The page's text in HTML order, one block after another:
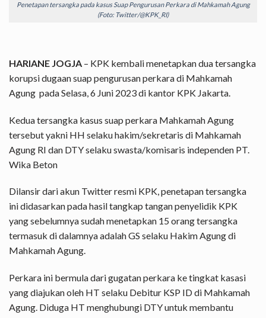
Penetapan tersangka pada kasus Suap Pengurusan Perkara di Mahkamah Agung
(Foto: Twitter/@KPK_RI)
HARIANE JOGJA – KPK kembali menetapkan dua tersangka
korupsi dugaan suap pengurusan perkara di Mahkamah
Agung pada Selasa, 6 Juni 2023 di kantor KPK Jakarta.
Kedua tersangka kasus suap perkara Mahkamah Agung
tersebut yakni HH selaku hakim/sekretaris di Mahkamah
Agung RI dan DTY selaku swasta/komisaris independen PT.
Wika Beton
Dilansir dari akun Twitter resmi KPK, penetapan tersangka
ini didasarkan pada hasil tangkap tangan penyelidik KPK
yang sebelumnya sudah menetapkan 15 orang tersangka
termasuk di dalamnya adalah GS selaku Hakim Agung di
Mahkamah Agung.
Perkara ini bermula dari gugatan perkara ke tingkat kasasi
yang diajukan oleh HT selaku Debitur KSP ID di Mahkamah
Agung. Diduga HT menghubungi DTY untuk membantu